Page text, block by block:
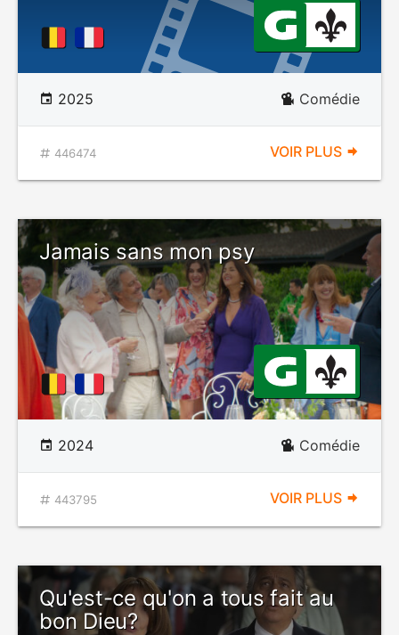
2025 Comédie
446474 VOIR PLUS
Jamais sans mon psy
2024 Comédie
443795 VOIR PLUS
Qu'est-ce qu'on a tous fait au
bon Dieu?